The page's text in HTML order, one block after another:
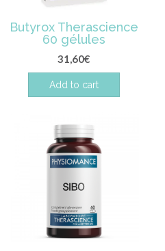
Butyrox Therascience
60 gélules
31,60€
Add to cart